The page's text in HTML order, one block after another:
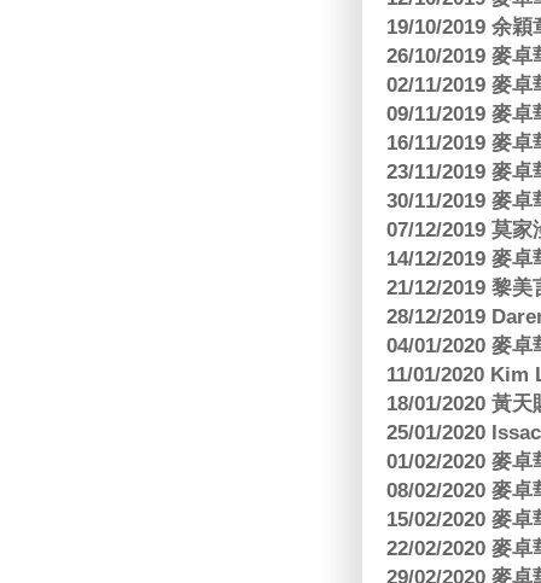
19/10/2019 余
26/10/2019 麥
02/11/2019 麥
09/11/2019 麥
16/11/2019 麥
23/11/2019 麥
30/11/2019 麥
07/12/2019 莫
14/12/2019 麥
21/12/2019 黎
28/12/2019
04/01/2020 麥
11/01/2020
18/01/2020 黃
25/01/2020
01/02/2020 麥
08/02/2020 麥
15/02/2020 麥
22/02/2020 麥
29/02/2020 麥